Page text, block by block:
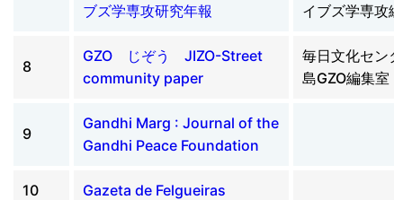
ブズ学専攻研究年報
イブズ学専攻編
8
GZO じぞう JIZO-Street
community paper
毎日文化セン
島GZO編集室
9
Gandhi Marg : Journal of the
Gandhi Peace Foundation
10 Gazeta de Felgueiras